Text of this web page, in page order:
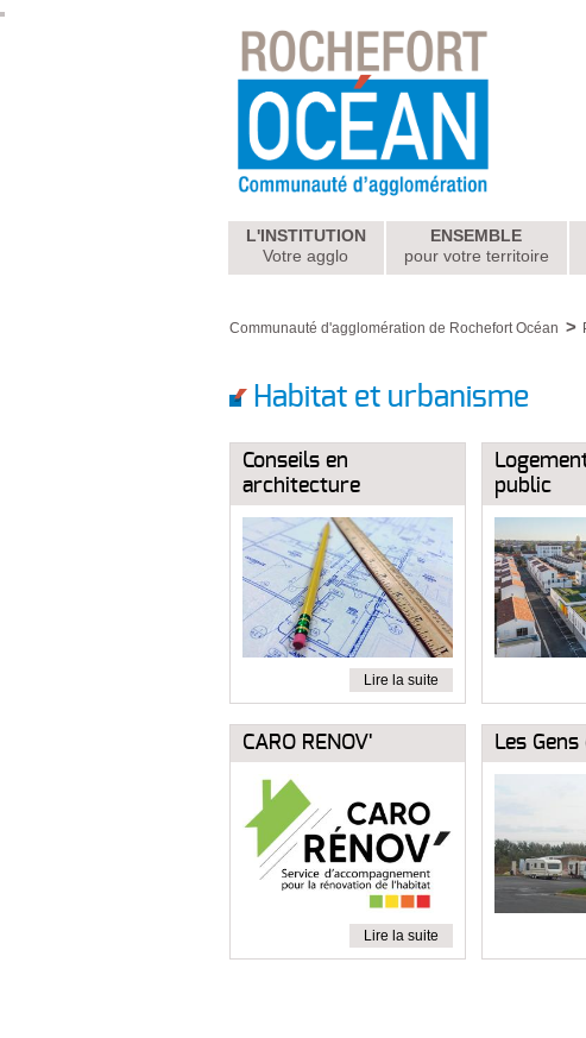
L'INSTITUTION
Votre agglo
ENSEMBLE
pour votre territoire
Communauté d'agglomération de Rochefort Océan
Habitat et urbanisme
Conseils en
architecture
Lire la suite
public
CARO RENOV'
Lire la suite
Les